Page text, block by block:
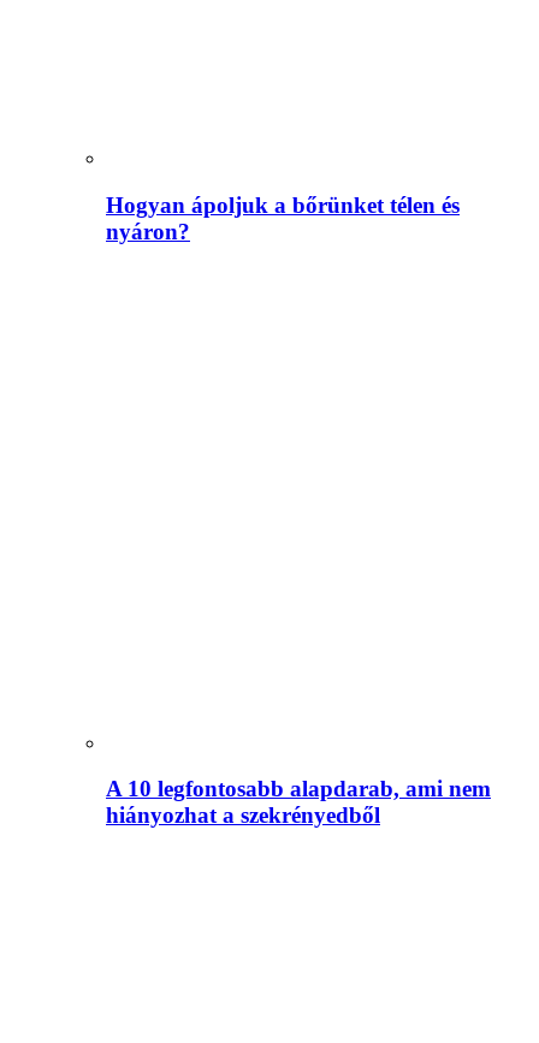
Hogyan ápoljuk a bőrünket télen és
nyáron?
A 10 legfontosabb alapdarab, ami nem
hiányozhat a szekrényedből